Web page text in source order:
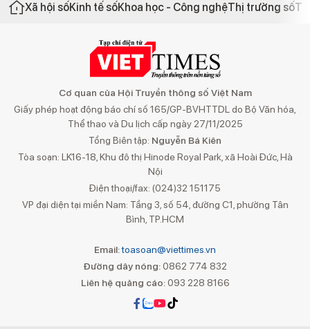
Xã hội sốKinh tế sốKhoa học - Công nghệThị trường số
Cơ quan của Hội Truyền thông số Việt Nam
Giấy phép hoạt động báo chí số 165/GP-BVHTTDL do Bộ Văn hóa,
Thể thao và Du lịch cấp ngày 27/11/2025
Tổng Biên tập: Nguyễn Bá Kiên
Tòa soạn: LK16-18, Khu đô thị Hinode Royal Park, xã Hoài Đức, Hà
Nội
Điện thoại/fax: (024)32 151175
VP đại diện tại miền Nam: Tầng 3, số 54, đường C1, phường Tân
Bình, TP.HCM
Email:toasoan@viettimes.vn
Đường dây nóng: 0862 774 832
Liên hệ quảng cáo:093 228 8166